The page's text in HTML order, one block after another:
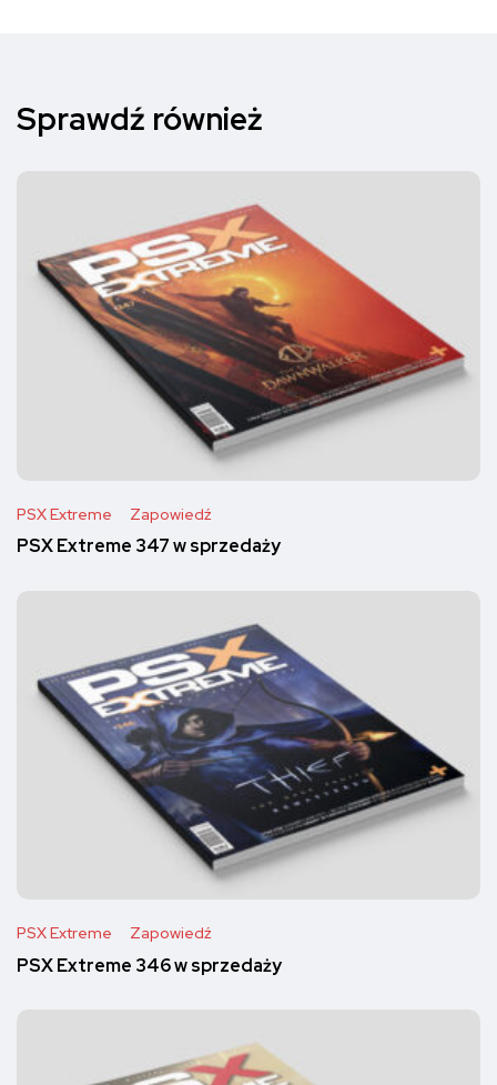
Sprawdź również
PSX Extreme Zapowiedź
PSX Extreme 347 w sprzedaży
PSX Extreme Zapowiedź
PSX Extreme 346 w sprzedaży